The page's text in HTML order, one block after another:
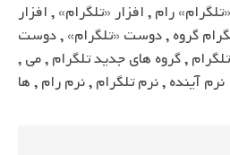
رام,افزار «تلگرام»,افزار
گروه,دوست «تلگرام»,دوست
,گروه های جدید تلگرام,می,
نرم آینده,نرم تلگرام,نرم رام,ها